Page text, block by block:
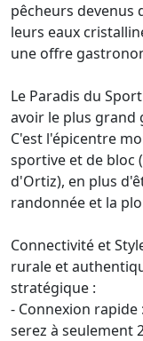
pêcheurs devenus
leurs eaux
une offre
Le Paradis du
avoir le plus grand
C'est l'épicentre
sportive et de bloc
d'Ortiz), en plus
randonnée et la
Connectivité et
rurale et
stratégique :
- Connexion rapide
serez à seulement